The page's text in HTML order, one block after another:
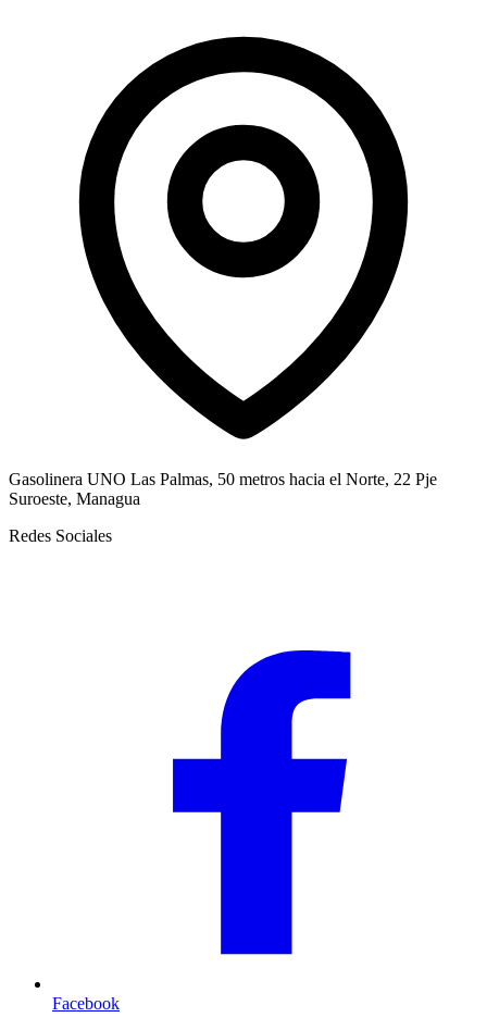
Gasolinera UNO Las Palmas, 50 metros hacia el Norte, 22 Pje
Suroeste, Managua
Redes Sociales
Facebook